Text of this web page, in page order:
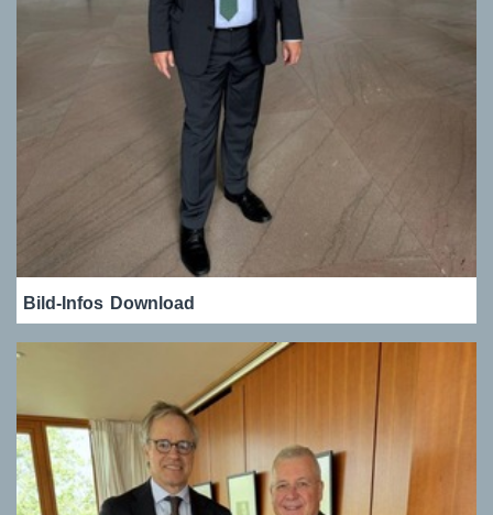
Bild-Infos Download